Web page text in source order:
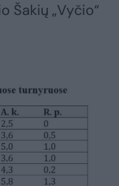
Šakių „Vyčio“